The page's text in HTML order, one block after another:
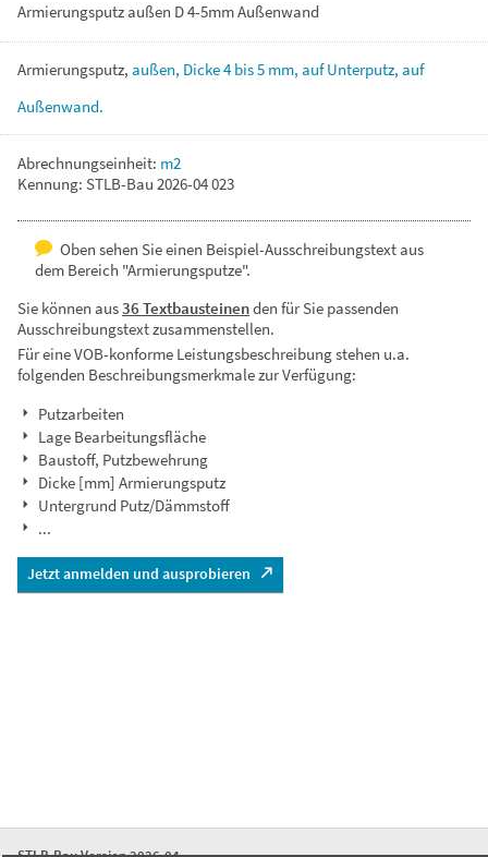
Armierungsputz außen D 4-5mm Außenwand
Armierungsputz, außen, Dicke4 bis5 mm, aufUnterputz, auf
Außenwand.
Abrechnungseinheit: m2
Kennung: STLB-Bau 2026-04 023
Oben sehen Sie einen Beispiel-Ausschreibungstext aus
dem Bereich "Armierungsputze".
Sie können aus36 Textbausteinenden für Sie passenden
Ausschreibungstext zusammenstellen.
Für eine VOB-konforme Leistungsbeschreibung stehen u.a.
folgenden Beschreibungsmerkmale zur Verfügung:
Putzarbeiten
Lage Bearbeitungsfläche
Baustoff, Putzbewehrung
Dicke [mm] Armierungsputz
Untergrund Putz/Dämmstoff
...
Jetzt anmelden und ausprobieren